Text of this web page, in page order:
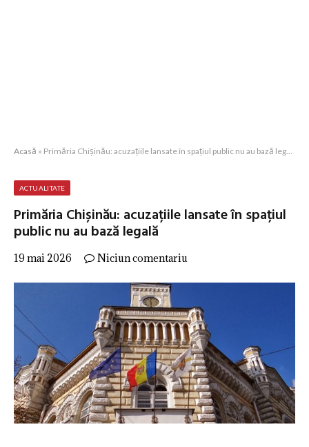
Acasă » Primăria Chișinău: acuzațiile lansate în spațiul public nu au bază legală
ACTUALITATE
Primăria Chișinău: acuzațiile lansate în spațiul
public nu au bază legală
19 mai 2026 Niciun comentariu